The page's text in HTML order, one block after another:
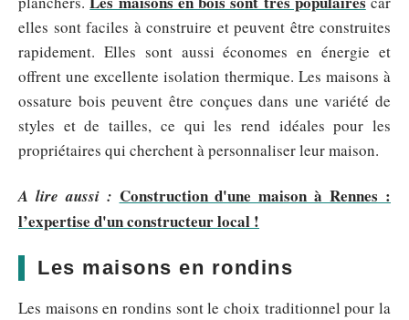
elles sont faciles à construire et peuvent être construites
rapidement. Elles sont aussi économes en énergie et
offrent une excellente isolation thermique. Les maisons à
ossature bois peuvent être conçues dans une variété de
styles et de tailles, ce qui les rend idéales pour les
propriétaires qui cherchent à personnaliser leur maison.
A lire aussi : Construction d'une maison à Rennes :
l’expertise d'un constructeur local !
Les maisons en rondins
Les maisons en rondins sont le choix traditionnel pour la